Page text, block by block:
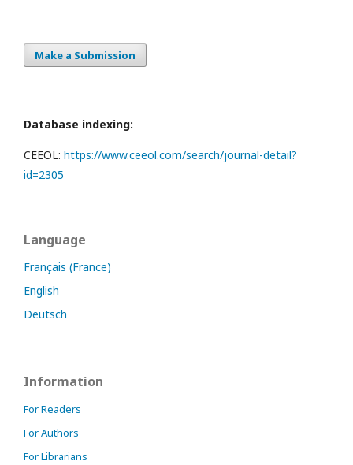
Make a Submission
Database indexing:
CEEOL: https://www.ceeol.com/search/journal-detail?
id=2305
Language
Français (France)
English
Deutsch
Information
For Readers
For Authors
For Librarians